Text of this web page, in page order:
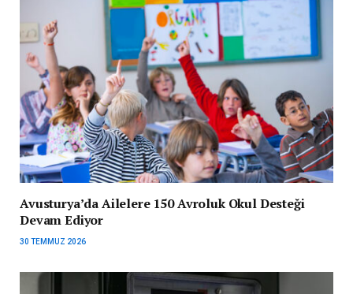
Avusturya’da Ailelere 150 Avroluk Okul Desteği
Devam Ediyor
30 TEMMUZ 2026